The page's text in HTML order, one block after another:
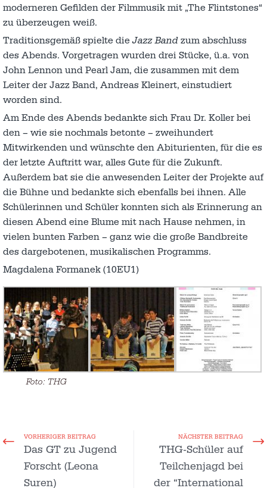
moderneren Gefilden der Filmmusik mit „The Flintstones“
zu überzeugen weiß.
Traditionsgemäß spielte dieJazz Band zum abschluss
des Abends. Vorgetragen wurden drei Stücke, ü.a. von
John Lennon und Pearl Jam, die zusammen mit dem
Leiter der Jazz Band, Andreas Kleinert, einstudiert
worden sind.
Am Ende des Abends bedankte sich Frau Dr. Koller bei
den – wie sie nochmals betonte – zweihundert
Mitwirkenden und wünschte den Abiturienten, für die es
der letzte Auftritt war, alles Gute für die Zukunft.
Außerdem bat sie die anwesenden Leiter der Projekte auf
die Bühne und bedankte sich ebenfalls bei ihnen. Alle
Schülerinnen und Schüler konnten sich als Erinnerung an
diesen Abend eine Blume mit nach Hause nehmen, in
vielen bunten Farben – ganz wie die große Bandbreite
des dargebotenen, musikalischen Programms.
Magdalena Formanek (10EU1)
Foto: THG
VORHERIGER BEITRAG
Das GT zu Jugend
Forscht (Leona
Suren)
NÄCHSTER BEITRAG
THG-Schüler auf
Teilchenjagd bei
der “International